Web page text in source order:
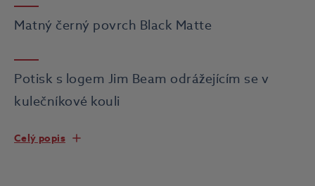
Matný černý povrch Black Matte
Potisk s logem Jim Beam odrážejícím se v
kulečníkové kouli
Celý popis